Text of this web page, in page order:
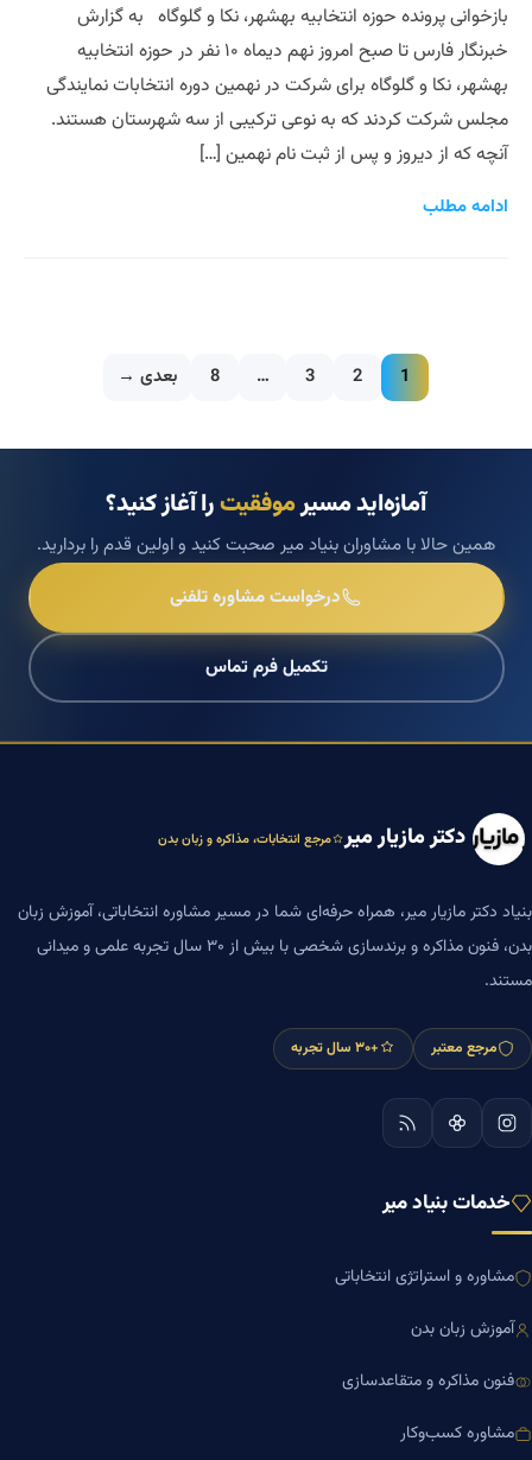
بازخوانی پرونده حوزه انتخابیه بهشهر، نکا و گلوگاه به گزارش
خبرنگار فارس تا صبح امروز نهم دیماه ۱۰ نفر در حوزه انتخابیه
بهشهر، نکا و گلوگاه برای شرکت در نهمین دوره انتخابات نمایندگی
مجلس شرکت کردند که به نوعی ترکیبی از سه شهرستان هستند.
آنچه که از دیروز و پس از ثبت نام نهمین […]
ادامه مطلب
1
2
3
…
8 بعدی →
آمازه‌اید مسیرموفقیترا آغاز کنید؟
همین حالا با مشاوران بنیاد میر صحبت کنید و اولین قدم را بردارید.
درخواست مشاوره تلفنی
تکمیل فرم تماس
دکتر مازیار میر مرجع انتخابات، مذاکره و زبان بدن
بنیاد دکتر مازیار میر، همراه حرفه‌ای شما در مسیر مشاوره انتخاباتی، آموزش زبان
بدن، فنون مذاکره و برندسازی شخصی با بیش از ۳۰ سال تجربه علمی و میدانی
مستند.
مرجع معتبر +۳۰ سال تجربه
خدمات بنیاد میر
مشاوره و استراتژی انتخاباتی
آموزش زبان بدن
فنون مذاکره و متقاعدسازی
مشاوره کسب‌وکار